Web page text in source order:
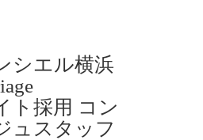
シエル横浜
ト採用 コン
ュスタッフ